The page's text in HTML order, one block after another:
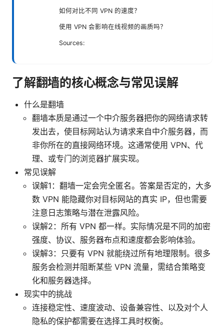
如何对比不同 VPN 的速度？
使用 VPN 会影响在线视频的画质吗？
Sources:
了解翻墙的核心概念与常见误解
什么是翻墙
翻墙本质是通过一个中介服务器把你的网络请求转
发出去，使目标网站认为请求来自中介服务器，而
非你所在的直接网络环境。这通常使用 VPN、代
理、或专门的浏览器扩展实现。
常见误解
误解1：翻墙一定会完全匿名。答案是否定的，大多
数 VPN 能隐藏你对目标网站的真实 IP，但也需要
注意日志策略与潜在泄露风险。
误解2：所有 VPN 都一样。实际情况是不同的加密
强度、协议、服务器布点和速度都会影响体验。
误解3：只要有 VPN 就能绕过所有地理限制。很多
服务会检测并阻断某些 VPN 流量，需结合策略变
化和服务器选择。
现实中的挑战
连接稳定性、速度波动、设备兼容性、以及对个人
隐私的保护都需要在选择工具时权衡。